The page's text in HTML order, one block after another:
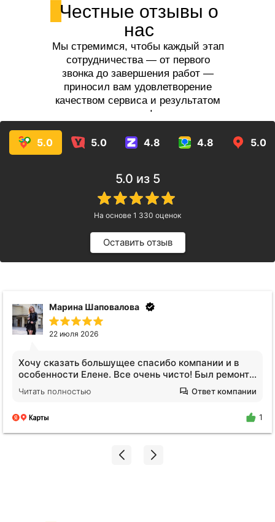
Честные отзывы о
нас
Мы стремимся, чтобы каждый этап
сотрудничества — от первого
звонка до завершения работ —
приносил вам удовлетворение
качеством сервиса и результатом
услуг!
5.0 5.0 4.8 4.8 5.0
5.0 из 5
На основе 1 330 оценок
Оставить отзыв
Анна Видинеева
17 июля 2026
Обратилась за услугами клининга. Квартира после
сложных жильцов, вся кухня в жире, ощещение
будто никто не убирался годами. Отмыли все!
Плитка на полу оказалась не черной, я нигде не
легче стало. Спасибо огромное Екатерине!!!
Читать полностью Ответ компании
1